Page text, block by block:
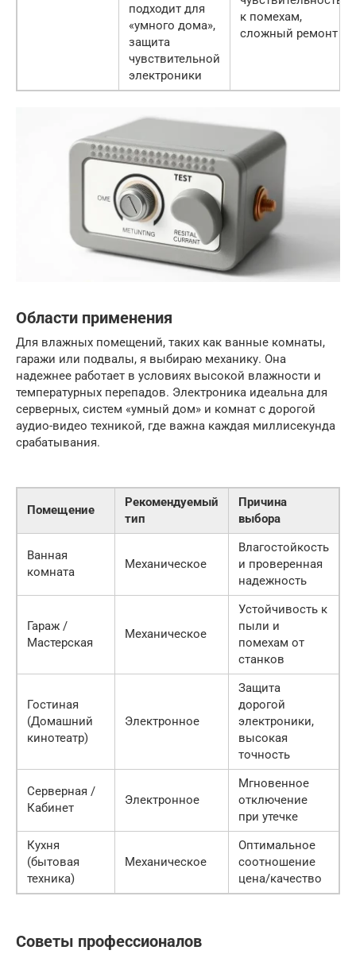
подходит для
«умного дома»,
защита
чувствительной
электроники
к помехам,
сложный ремонт
Области применения
Для влажных помещений, таких как ванные комнаты,
гаражи или подвалы, я выбираю механику. Она
надежнее работает в условиях высокой влажности и
температурных перепадов. Электроника идеальна для
серверных, систем «умный дом» и комнат с дорогой
аудио-видео техникой, где важна каждая миллисекунда
срабатывания.
Помещение
Рекомендуемый
тип
Причина
выбора
Ванная
комната
Механическое
Влагостойкость
и проверенная
надежность
Гараж /
Мастерская
Механическое
Устойчивость к
пыли и
помехам от
станков
Гостиная
(Домашний
кинотеатр)
Электронное
Защита
дорогой
электроники,
высокая
точность
Серверная /
Кабинет
Электронное
Мгновенное
отключение
при утечке
Кухня
(бытовая
техника)
Механическое
Оптимальное
соотношение
цена/качество
Советы профессионалов